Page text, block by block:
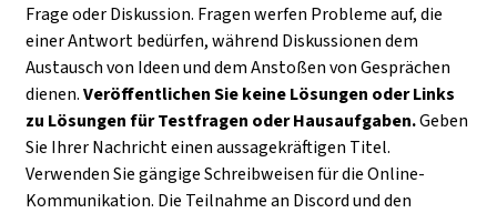
Frage oder Diskussion. Fragen werfen Probleme auf, die
einer Antwort bedürfen, während Diskussionen dem
Austausch von Ideen und dem Anstoßen von Gesprächen
dienen.Veröffentlichen Sie keine Lösungen oder Links
zu Lösungen für Testfragen oder Hausaufgaben.Geben
Sie Ihrer Nachricht einen aussagekräftigen Titel.
Verwenden Sie gängige Schreibweisen für die Online-
Kommunikation. Die Teilnahme an Discord und den